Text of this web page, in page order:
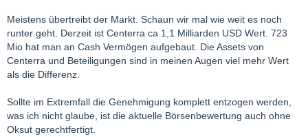
Meistens übertreibt der Markt. Schaun wir mal wie weit es noch
runter geht. Derzeit ist Centerra ca 1,1 Milliarden USD Wert. 723
Mio hat man an Cash Vermögen aufgebaut. Die Assets von
Centerra und Beteiligungen sind in meinen Augen viel mehr Wert
als die Differenz.
Sollte im Extremfall die Genehmigung komplett entzogen werden,
was ich nicht glaube, ist die aktuelle Börsenbewertung auch ohne
Oksut gerechtfertigt.